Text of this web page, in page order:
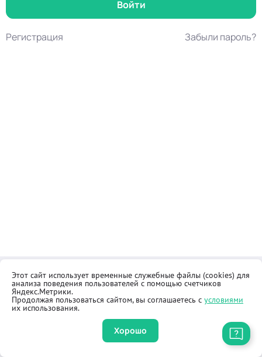
Регистрация Забыли пароль?
Контакты
Как купить
Общественная приёмная
Реквизиты
Оферта
Правила продажи товаров
Этот сайт использует временные служебные файлы (cookies) для
анализа поведения пользователей с помощью счетчиков
Яндекс.Метрики.
Продолжая пользоваться сайтом, вы соглашаетесь с условиями
их использования.
Хорошо